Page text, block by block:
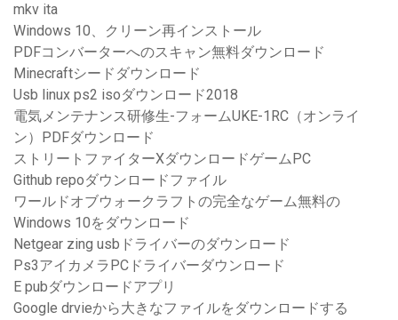
mkv ita
Windows 10、クリーン再インストール
PDFコンバーターへのスキャン無料ダウンロード
Minecraftシードダウンロード
Usb linux ps2 isoダウンロード2018
電気メンテナンス研修生-フォームUKE-1RC（オンライ
ン）PDFダウンロード
ストリートファイターXダウンロードゲームPC
Github repoダウンロードファイル
ワールドオブウォークラフトの完全なゲーム無料の
Windows 10をダウンロード
Netgear zing usbドライバーのダウンロード
Ps3アイカメラPCドライバーダウンロード
E pubダウンロードアプリ
Google drvieから大きなファイルをダウンロードする